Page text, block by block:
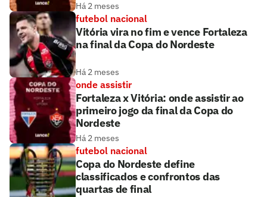
Há 2 meses
futebol nacional
Vitória vira no fim e vence Fortaleza
na final da Copa do Nordeste
Há 2 meses
onde assistir
Fortaleza x Vitória: onde assistir ao
primeiro jogo da final da Copa do
Nordeste
Há 2 meses
futebol nacional
Copa do Nordeste define
classificados e confrontos das
quartas de final